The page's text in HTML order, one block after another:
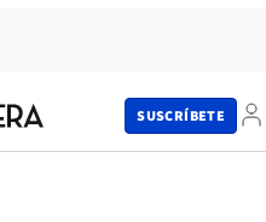
SUSCRÍBETE